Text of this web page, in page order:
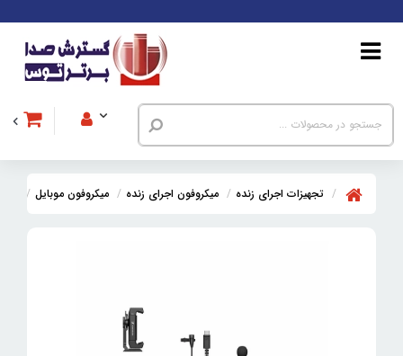
تجهیزات اجرای زنده میکروفون اجرای زنده میکروفون‌ موبایل